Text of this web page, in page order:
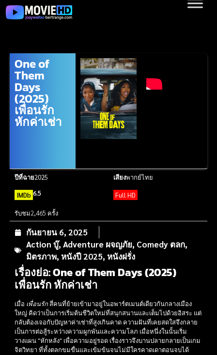
One of
Them
Days
(2025)
เพื่อนรัก
หักค่าเช่า
ปีที่ฉาย2025 เสียงพากย์ไทย
IMDb 6.5 Full HD
รับชม2,465 ครั้ง
กันยายน 6, 2025
Action บู๊, Adventure ผจญภัย, Comedy ตลก,
มิตรภาพ, หนังปี 2025, หนังฝรั่ง
เรื่องย่อ: One of Them Days (2025)
เพื่อนรัก หักค่าเช่า
เมื่อ เพื่อนรักสี่คนที่ย้ายเข้ามาอยู่ในอพาร์ตเมนต์เดียวกันกลางเมือง
ใหญ่ คิดว่าเป็นการเริ่มต้นชีวิตใหม่ที่สนุกสนานและเต็มไปด้วยอิสระ แต่
กลับต้องเจอกับปัญหาค่าเช่าที่สูงเกินคาด ความฝันที่เคยสดใสจึงกลาย
เป็นการต่อสู้ระหว่างความผูกพันและความโลภ เมื่อหนึ่งในนั้นเริ่ม
วางแผน “หักหลัง” เพื่อความอยู่รอด เรื่องราวจึงบานปลายกลายเป็นเกม
จิตวิทยา ที่ทั้งตลกขมขื่นและเข้มข้นจนไม่มีใครคาดเดาตอนจบได้